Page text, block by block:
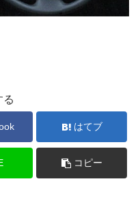
る
はてブ
コピー